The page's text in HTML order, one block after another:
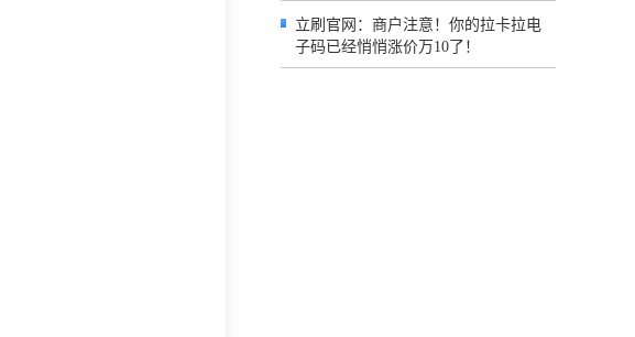
立刷官网：商户注意！你的拉卡拉电
子码已经悄悄涨价万10了！